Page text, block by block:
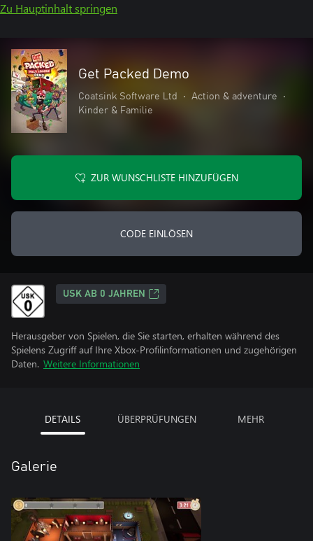
Zu Hauptinhalt springen
Get Packed Demo
Coatsink Software Ltd • Action & adventure
•
Kinder & Familie
ZUR WUNSCHLISTE HINZUFÜGEN
CODE EINLÖSEN
USK AB 0 JAHREN
Herausgeber von Spielen, die Sie starten, erhalten während des
Spielens Zugriff auf Ihre Xbox-Profilinformationen und zugehörigen
Daten. Weitere Informationen
DETAILS ÜBERPRÜFUNGEN MEHR
Galerie